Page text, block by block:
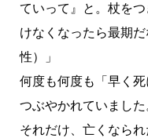
ていって』と。杖を
けなくなったら最期
性）」
何度も何度も「早く
つぶやかれていました
それだけ、亡くなら